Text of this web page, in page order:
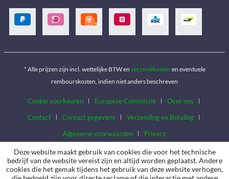
* Alle prijzen zijn incl. wettelijke BTW en verzendkosten en eventuele
rembourskosten, indien niet anders beschreven
Cookie voorkeuren Europese Commissie
Over ons
Contact
Contact gegevens
Verzending en Betaling
Algemene voorwaarden
Privacy
Deze website maakt gebruik van cookies die voor het technische
bedrijf van de website vereist zijn en altijd worden geplaatst. Andere
cookies die het gemak tijdens het gebruik van deze website verhogen,